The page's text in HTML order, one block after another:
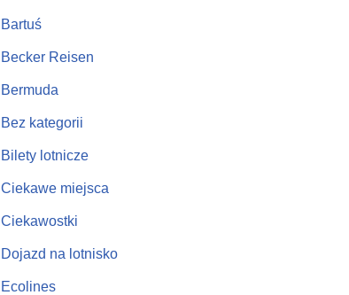
Bartuś
Becker Reisen
Bermuda
Bez kategorii
Bilety lotnicze
Ciekawe miejsca
Ciekawostki
Dojazd na lotnisko
Ecolines